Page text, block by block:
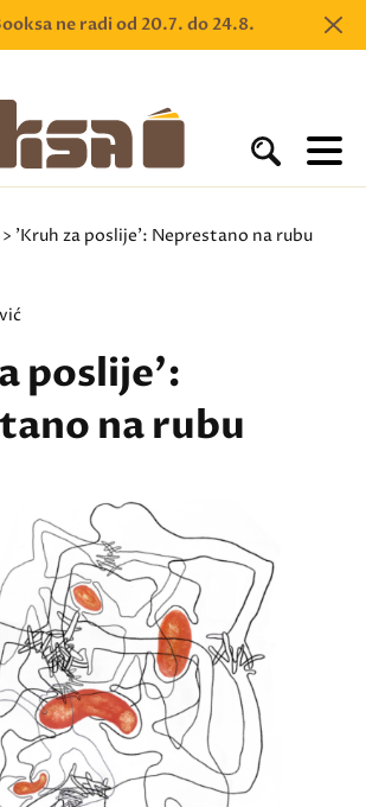
ne radi od 20.7. do 24.8.
> 'Kruh za poslije': Neprestano na rubu
poslije':
na rubu